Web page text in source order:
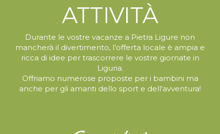
ATTIVITÀ
Durante le vostre vacanze a Pietra Ligure non
mancherà il divertimento, l’offerta locale è ampia e
ricca di idee per trascorrere le vostre giornate in
Liguria.
Offriamo numerose proposte per i bambini ma
anche per gli amanti dello sport e dell’avventura!